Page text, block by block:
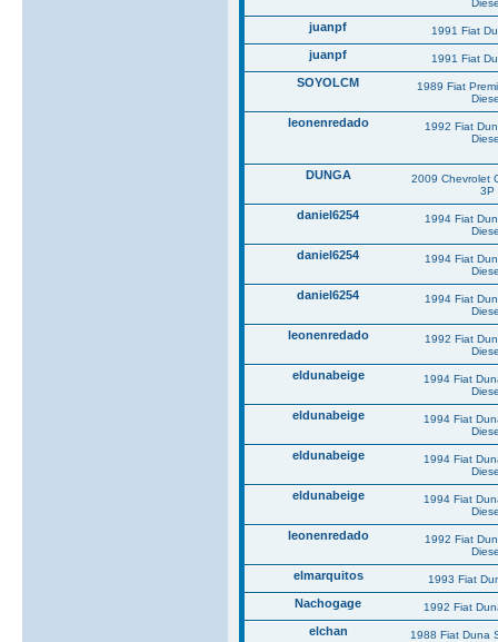
juanpf 1991 Fiat
juanpf 1991 Fiat
SOYOLCM
1989 Fiat
leonenredado
1992 Fiat
DUNGA
2009 Chevrolet
3P
daniel6254
1994 Fiat
daniel6254
1994 Fiat
daniel6254
1994 Fiat
leonenredado
1992 Fiat
eldunabeige
1994 Fiat
eldunabeige
1994 Fiat
eldunabeige
1994 Fiat
eldunabeige
1994 Fiat
leonenredado
1992 Fiat
elmarquitos 1993 Fiat
Nachogage 1992 Fiat
elchan 1988 Fiat Duna